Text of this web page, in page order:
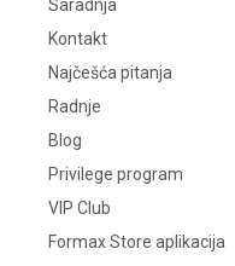
Saradnja
Kontakt
Najčešća pitanja
Radnje
Blog
Privilege program
VIP Club
Formax Store aplikacija